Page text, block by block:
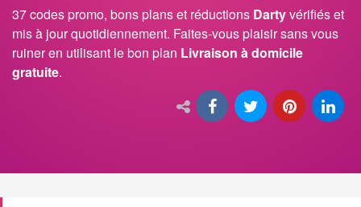
37 codes promo, bons plans et réductions Dartyvérifiés et
mis à jour quotidiennement. Faites-vous plaisir sans vous
ruiner en utilisant le bon plan Livraison à domicile
gratuite.